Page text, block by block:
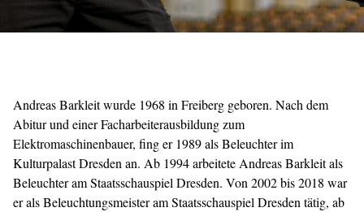
Andreas Barkleit wurde 1968 in Freiberg geboren. Nach dem
Abitur und einer Facharbeiterausbildung zum
Elektromaschinenbauer, fing er 1989 als Beleuchter im
Kulturpalast Dresden an. Ab 1994 arbeitete Andreas Barkleit als
Beleuchter am Staatsschauspiel Dresden. Von 2002 bis 2018 war
er als Beleuchtungsmeister am Staatsschauspiel Dresden tätig, ab